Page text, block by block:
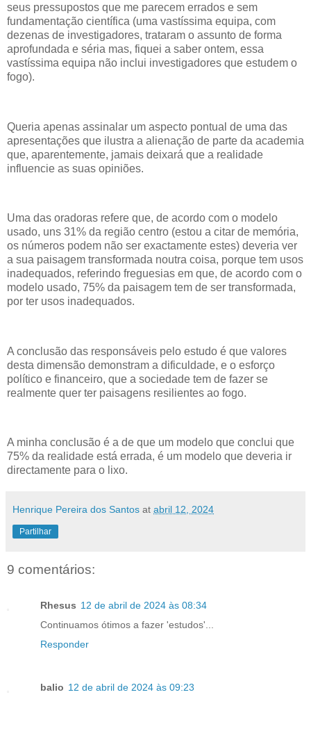
seus pressupostos que me parecem errados e sem
fundamentação científica (uma vastíssima equipa, com
dezenas de investigadores, trataram o assunto de forma
aprofundada e séria mas, fiquei a saber ontem, essa
vastíssima equipa não inclui investigadores que estudem o
fogo).
Queria apenas assinalar um aspecto pontual de uma das
apresentações que ilustra a alienação de parte da academia
que, aparentemente, jamais deixará que a realidade
influencie as suas opiniões.
Uma das oradoras refere que, de acordo com o modelo
usado, uns 31% da região centro (estou a citar de memória,
os números podem não ser exactamente estes) deveria ver
a sua paisagem transformada noutra coisa, porque tem usos
inadequados, referindo freguesias em que, de acordo com o
modelo usado, 75% da paisagem tem de ser transformada,
por ter usos inadequados.
A conclusão das responsáveis pelo estudo é que valores
desta dimensão demonstram a dificuldade, e o esforço
político e financeiro, que a sociedade tem de fazer se
realmente quer ter paisagens resilientes ao fogo.
A minha conclusão é a de que um modelo que conclui que
75% da realidade está errada, é um modelo que deveria ir
directamente para o lixo.
Henrique Pereira dos Santos at abril 12, 2024
Partilhar
9 comentários:
Rhesus 12 de abril de 2024 às 08:34
Continuamos ótimos a fazer 'estudos'...
Responder
balio 12 de abril de 2024 às 09:23